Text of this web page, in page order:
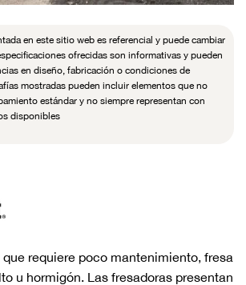
en este sitio web es referencial y puede cambiar
ofrecidas son informativas y pueden
en diseño, fabricación o condiciones de
mostradas pueden incluir elementos que no
estándar y no siempre representan con
disponibles
requiere poco mantenimiento, fresa
u hormigón. Las fresadoras presentan